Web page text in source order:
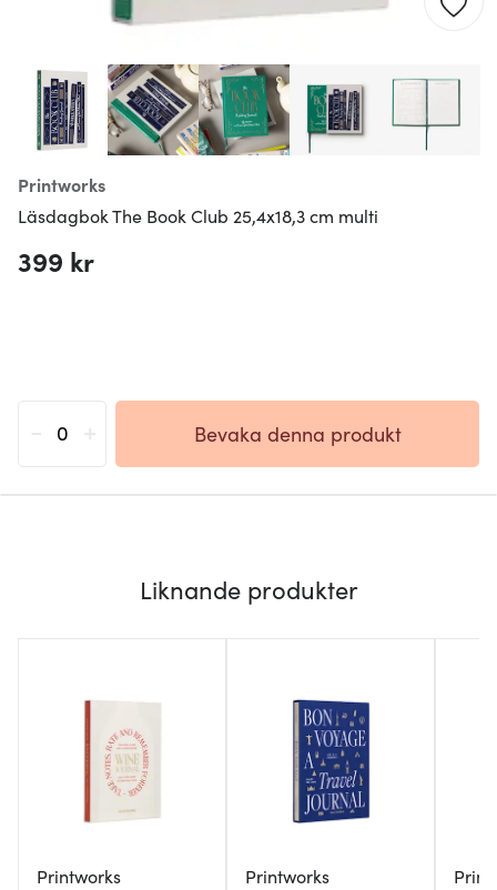
Printworks
Läsdagbok The Book Club 25,4x18,3 cm multi
399 kr
Bevaka denna produkt
Liknande produkter
Printworks Printworks